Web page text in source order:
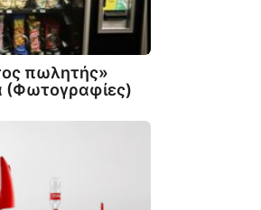
πωλητής»
(Φωτογραφίες)